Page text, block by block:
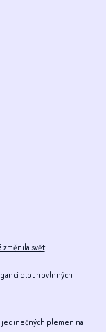
svět
dlouhovlnných
plemen na